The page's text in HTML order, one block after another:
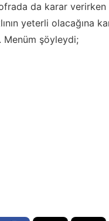
da karar verirken
yeterli olacağına
şöyleydi;